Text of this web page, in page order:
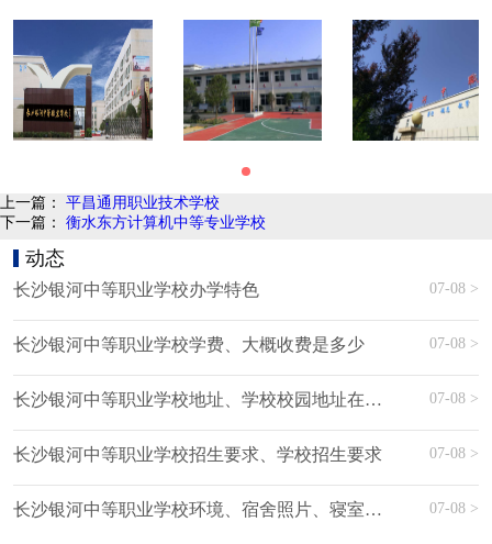
上一篇： 平昌通用职业技术学校
下一篇： 衡水东方计算机中等专业学校
动态
长沙银河中等职业学校办学特色 07-08 >
长沙银河中等职业学校学费、大概收费是多少 07-08 >
长沙银河中等职业学校地址、学校校园地址在哪里 07-08 >
长沙银河中等职业学校招生要求、学校招生要求 07-08 >
长沙银河中等职业学校环境、宿舍照片、寝室环境、图片 07-08 >